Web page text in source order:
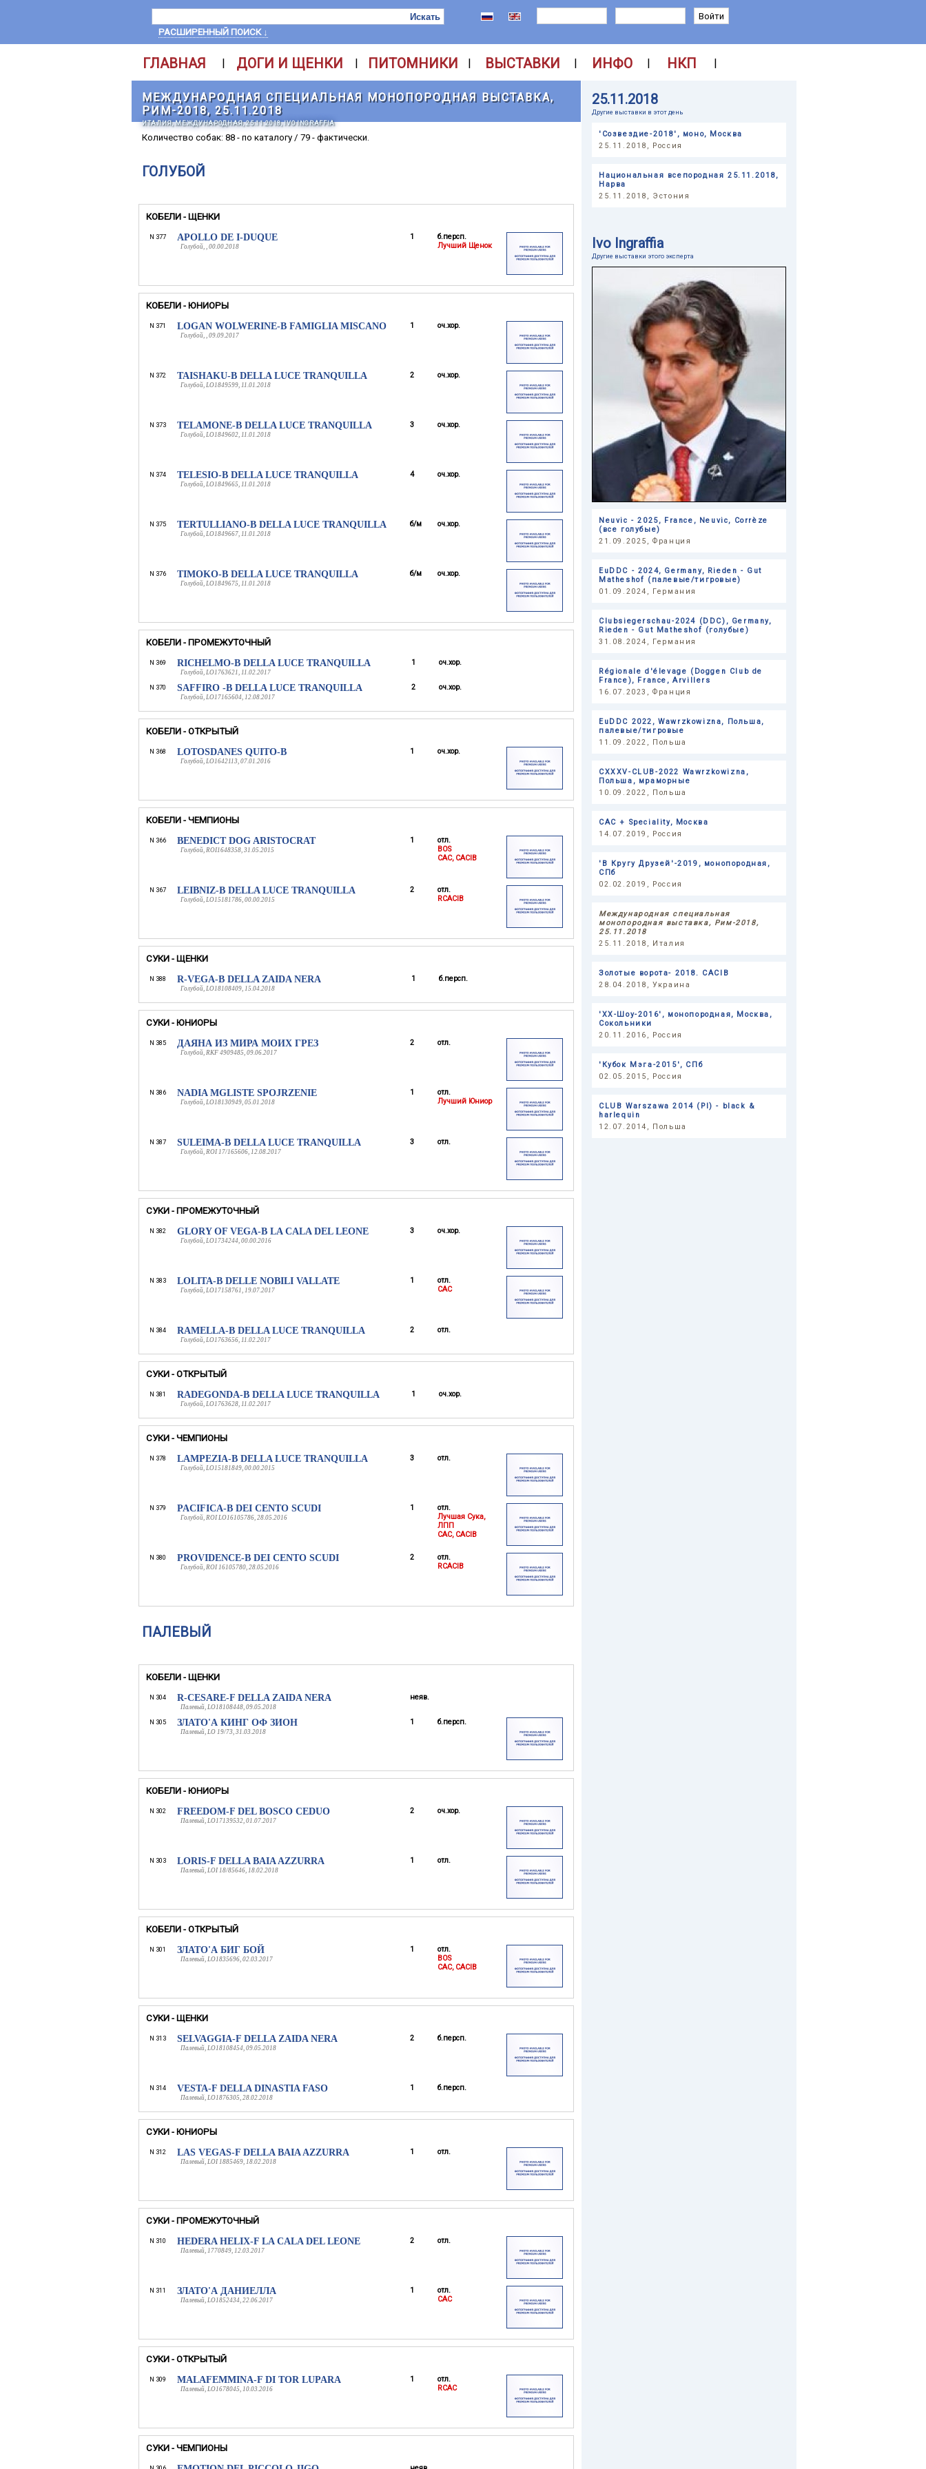
РАСШИРЕННЫЙ ПОИСК ↓
ГЛАВНАЯ | ДОГИ И ЩЕНКИ | ПИТОМНИКИ | ВЫСТАВКИ | ИНФО | НКП |
МЕЖДУНАРОДНАЯ СПЕЦИАЛЬНАЯ МОНОПОРОДНАЯ ВЫСТАВКА,
РИМ-2018, 25.11.2018
ИТАЛИЯ, МЕЖДУНАРОДНАЯ, 25.11.2018, IVO INGRAFFIA
Количество собак: 88 - по каталогу / 79 - фактически.
ГОЛУБОЙ
КОБЕЛИ - ЩЕНКИ
N 377 APOLLO DE I-DUQUE
Голубой, , 00.00.2018
1
б.персп.
Лучший Щенок
КОБЕЛИ - ЮНИОРЫ
N 371 LOGAN WOLWERINE-B FAMIGLIA MISCANO
Голубой, , 09.09.2017
1 оч.хор.
N 372 TAISHAKU-B DELLA LUCE TRANQUILLA
Голубой, LO1849599, 11.01.2018
2 оч.хор.
N 373 TELAMONE-B DELLA LUCE TRANQUILLA
Голубой, LO1849602, 11.01.2018
3 оч.хор.
N 374 TELESIO-B DELLA LUCE TRANQUILLA
Голубой, LO1849665, 11.01.2018
4 оч.хор.
N 375 TERTULLIANO-B DELLA LUCE TRANQUILLA
Голубой, LO1849667, 11.01.2018
б/м оч.хор.
N 376 TIMOKO-B DELLA LUCE TRANQUILLA
Голубой, LO1849675, 11.01.2018
б/м оч.хор.
КОБЕЛИ - ПРОМЕЖУТОЧНЫЙ
N 369 RICHELMO-B DELLA LUCE TRANQUILLA
Голубой, LO1763621, 11.02.2017
1 оч.хор.
N 370 SAFFIRO -B DELLA LUCE TRANQUILLA
Голубой, LO17165604, 12.08.2017
2 оч.хор.
КОБЕЛИ - ОТКРЫТЫЙ
N 368 LOTOSDANES QUITO-B
Голубой, LO1642113, 07.01.2016
1 оч.хор.
КОБЕЛИ - ЧЕМПИОНЫ
N 366 BENEDICT DOG ARISTOCRAT
Голубой, ROI1648358, 31.05.2015
1
отл.
BOS
CAC, CACIB
N 367 LEIBNIZ-B DELLA LUCE TRANQUILLA
Голубой, LO15181786, 00.00.2015
2
отл.
RCACIB
СУКИ - ЩЕНКИ
N 388 R-VEGA-B DELLA ZAIDA NERA
Голубой, LO18108409, 15.04.2018
1 б.персп.
СУКИ - ЮНИОРЫ
N 385 ДАЯНА ИЗ МИРА МОИХ ГРЕЗ
Голубой, RKF 4909485, 09.06.2017
2 отл.
N 386 NADIA MGLISTE SPOJRZENIE
Голубой, LO18130949, 05.01.2018
1
отл.
Лучший Юниор
N 387 SULEIMA-B DELLA LUCE TRANQUILLA
Голубой, ROI 17/165606, 12.08.2017
3 отл.
СУКИ - ПРОМЕЖУТОЧНЫЙ
N 382 GLORY OF VEGA-B LA CALA DEL LEONE
Голубой, LO1734244, 00.00.2016
3 оч.хор.
N 383 LOLITA-B DELLE NOBILI VALLATE
Голубой, LO17158761, 19.07.2017
1
отл.
CAC
N 384 RAMELLA-B DELLA LUCE TRANQUILLA
Голубой, LO1763656, 11.02.2017
2 отл.
СУКИ - ОТКРЫТЫЙ
N 381 RADEGONDA-B DELLA LUCE TRANQUILLA
Голубой, LO1763628, 11.02.2017
1 оч.хор.
СУКИ - ЧЕМПИОНЫ
N 378 LAMPEZIA-B DELLA LUCE TRANQUILLA
Голубой, LO15181849, 00.00.2015
3 отл.
N 379 PACIFICA-B DEI CENTO SCUDI
Голубой, ROI LO16105786, 28.05.2016
1
отл.
Лучшая Сука,
ЛПП
CAC, CACIB
N 380 PROVIDENCE-B DEI CENTO SCUDI
Голубой, ROI 16105780, 28.05.2016
2
отл.
RCACIB
ПАЛЕВЫЙ
КОБЕЛИ - ЩЕНКИ
N 304 R-CESARE-F DELLA ZAIDA NERA
Палевый, LO18108448, 09.05.2018
неяв.
N 305 ЗЛАТО'А КИНГ ОФ ЗИОН
Палевый, LO 19/73, 31.03.2018
1 б.персп.
КОБЕЛИ - ЮНИОРЫ
N 302 FREEDOM-F DEL BOSCO CEDUO
Палевый, LO17139532, 01.07.2017
2 оч.хор.
N 303 LORIS-F DELLA BAIA AZZURRA
Палевый, LOI 18/85646, 18.02.2018
1 отл.
КОБЕЛИ - ОТКРЫТЫЙ
N 301 ЗЛАТО'А БИГ БОЙ
Палевый, LO1835696, 02.03.2017
1
отл.
BOS
CAC, CACIB
СУКИ - ЩЕНКИ
N 313 SELVAGGIA-F DELLA ZAIDA NERA
Палевый, LO18108454, 09.05.2018
2 б.персп.
N 314 VESTA-F DELLA DINASTIA FASO
Палевый, LO1876305, 28.02.2018
1 б.персп.
СУКИ - ЮНИОРЫ
N 312 LAS VEGAS-F DELLA BAIA AZZURRA
Палевый, LOI 1885469, 18.02.2018
1 отл.
СУКИ - ПРОМЕЖУТОЧНЫЙ
N 310 HEDERA HELIX-F LA CALA DEL LEONE
Палевый, 1770849, 12.03.2017
2 отл.
N 311 ЗЛАТО'А ДАНИЕЛЛА
Палевый, LO1852434, 22.06.2017
1
отл.
CAC
СУКИ - ОТКРЫТЫЙ
N 309 MALAFEMMINA-F DI TOR LUPARA
Палевый, LO1678045, 10.03.2016
1
отл.
RCAC
СУКИ - ЧЕМПИОНЫ
25.11.2018
Другие выставки в этот день
'Созвездие-2018', моно, Москва
25.11.2018, Россия
Национальная всепородная 25.11.2018,
Нарва
25.11.2018, Эстония
Ivo Ingraffia
Другие выставки этого эксперта
Neuvic - 2025, France, Neuvic, Corrèze
(все голубые)
21.09.2025, Франция
EuDDC - 2024, Germany, Rieden - Gut
Matheshof (палевые/тигровые)
01.09.2024, Германия
Clubsiegerschau-2024 (DDC), Germany,
Rieden - Gut Matheshof (голубые)
31.08.2024, Германия
Régionale d'élevage (Doggen Club de
France), France, Arvillers
16.07.2023, Франция
EuDDC 2022, Wawrzkowizna, Польша,
палевые/тигровые
11.09.2022, Польша
CXXXV-CLUB-2022 Wawrzkowizna,
Польша, мраморные
10.09.2022, Польша
CAC + Speciality, Москва
14.07.2019, Россия
'В Кругу Друзей'-2019, монопородная,
СПб
02.02.2019, Россия
Международная специальная
монопородная выставка, Рим-2018,
25.11.2018
25.11.2018, Италия
Золотые ворота- 2018. CACIB
28.04.2018, Украина
'ХХ-Шоу-2016', монопородная, Москва,
Сокольники
20.11.2016, Россия
'Кубок Мэга-2015', СПб
02.05.2015, Россия
CLUB Warszawa 2014 (Pl) - black &
harlequin
12.07.2014, Польша